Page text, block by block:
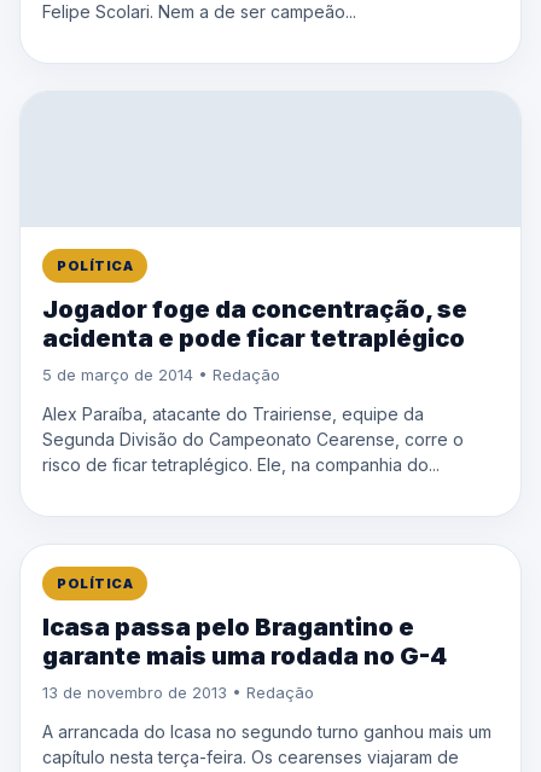
Felipe Scolari. Nem a de ser campeão...
POLÍTICA
Jogador foge da concentração, se
acidenta e pode ficar tetraplégico
5 de março de 2014 • Redação
Alex Paraíba, atacante do Trairiense, equipe da
Segunda Divisão do Campeonato Cearense, corre o
risco de ficar tetraplégico. Ele, na companhia do...
POLÍTICA
Icasa passa pelo Bragantino e
garante mais uma rodada no G-4
13 de novembro de 2013 • Redação
A arrancada do Icasa no segundo turno ganhou mais um
capítulo nesta terça-feira. Os cearenses viajaram de